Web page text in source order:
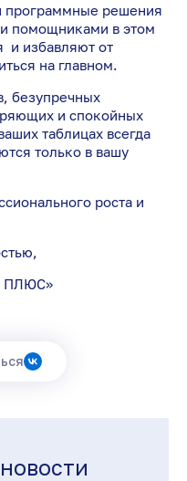
решения
помощниками в этом
и избавляют от
на главном.
безупречных
и спокойных
таблицах всегда
только в вашу
роста и
ПЛЮС»